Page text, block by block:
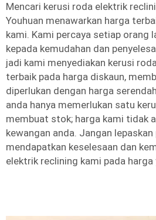
Mencari kerusi roda elektrik
Youhuan menawarkan harga
kami. Kami percaya setiap orang
kepada kemudahan dan
jadi kami menyediakan kerusi
terbaik pada harga diskaun,
diperlukan dengan harga
anda hanya memerlukan satu
membuat stok; harga kami tidak
kewangan anda. Jangan
mendapatkan keselesaan dan
elektrik reclining kami pada